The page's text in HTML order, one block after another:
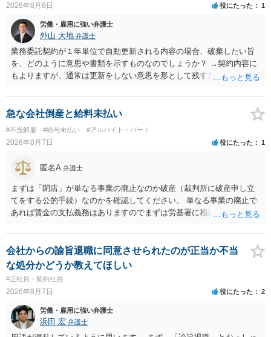
2026年8月8日 役にたった 1
労働・雇用に強い弁護士
外山 大地 弁護士
業務委託契約が１年単位で自動更新される内容の場合、破棄したい旨
を、どのように意思や書類を示すものなのでしょうか？ →契約内容に
もよりますが、通常は更新をしない意思を形として残す意味で、書面
の確保の他に何か企業側にメリットがあるのでしょうか？ →企業側の
メリットは分かりかねますが、ご質問者様が業務を受託する側のお立
場であれば、自動更新で契約が延長されると、企業側は報酬を支払う
義務を負うことになるので（ご質問者様も業務を提供する義務を負
う）、放置をすることは望ましい状態ではないと思料いたします。
急な会社倒産と給料未払い
#不当解雇 #給与未払い #アルバイト・パート
2026年8月7日 役にたった 1
匿名A 弁護士
まずは「閉店」が単なる事業の廃止なのか破産（裁判所に破産申し立
てをする公的手続）なのかを確認してください。 単なる事業の廃止で
あれば賃金の支払義務はありますのでまずは労基署に相談してくださ
しいかもしれませんが）賃金などの労働債権は他の債務より優先して
支払われます。ただし支払までにかなり時間がかかるでしょう。 さら
に、「独立行政法人労働者健康安全機構 」という公的機関が未払賃金
の立替事業を行っています。詳しくは、同機構の＜未払賃金立替払相
談コーナー＞ TEL 044-431-8663 相談時間：土日祝日を除く9:15～1
7:00 に相談してみてください。同じように未払となった他の従業員の
方がいれば一緒に相談してみるといいでしょう。
会社からの諭旨退職に同意させられたのが正当か不当
な処分かどうか教えてほしい
#正社員・契約社員
2026年8月7日 役にたった 2
労働・雇用に強い弁護士
浜田 宏 弁護士